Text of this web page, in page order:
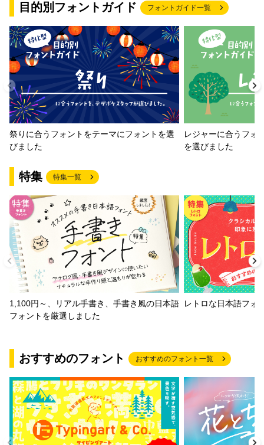
目的別フォントガイド フォントガイド一覧
祭りに合うフォントをテーマにフォントを選
びました
レジャーに合うフォ
を選びました
特集 特集一覧
1,100円～、リアル手書き、手書き風の日本語
フォントを厳選しました
レトロな日本語フォ
おすすめのフォント おすすめのフォント一覧